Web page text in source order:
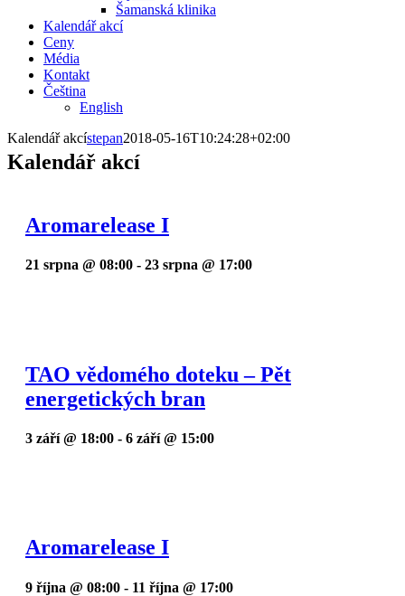
Šamanská klinika
Kalendář akcí
Ceny
Média
Kontakt
Čeština
English
Kalendář akcístepan2018-05-16T10:24:28+02:00
Kalendář akcí
Aromarelease I
21 srpna @ 08:00 - 23 srpna @ 17:00
TAO vědomého doteku – Pět
energetických bran
3 září @ 18:00 - 6 září @ 15:00
Aromarelease I
9 října @ 08:00 - 11 října @ 17:00